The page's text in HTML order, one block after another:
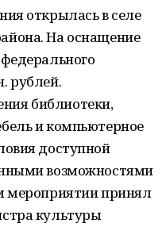
открылась в селе
На оснащение
рублей.
библиотеки,
и компьютерное
доступной
возможностями
мероприятии принял
культуры